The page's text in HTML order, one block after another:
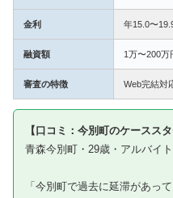
金利 年15.0〜
融資額 1万〜200万
審査の特徴 Web完結対
【口コミ：今別町のケーススタ
青森今別町・29歳・アルバイ
「今別町で過去に延滞があっ